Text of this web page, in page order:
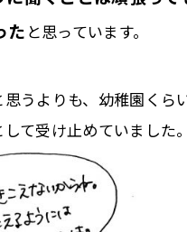
た と思っています。
うよりも、幼稚園くら
て受け止めていました。